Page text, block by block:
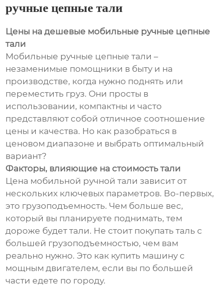
ручные цепные тали
Цены на дешевые мобильные ручные цепные
тали
Мобильные ручные цепные тали –
незаменимые помощники в быту и на
производстве, когда нужно поднять или
переместить груз. Они просты в
использовании, компактны и часто
представляют собой отличное соотношение
цены и качества. Но как разобраться в
ценовом диапазоне и выбрать оптимальный
вариант?
Факторы, влияющие на стоимость тали
Цена мобильной ручной тали зависит от
нескольких ключевых параметров. Во-первых,
это грузоподъемность. Чем больше вес,
который вы планируете поднимать, тем
дороже будет тали. Не стоит покупать таль с
большей грузоподъемностью, чем вам
реально нужно. Это как купить машину с
мощным двигателем, если вы по большей
части едете по городу.